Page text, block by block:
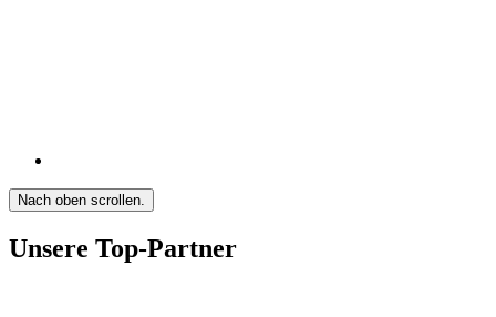
Nach oben scrollen.
Unsere Top-Partner